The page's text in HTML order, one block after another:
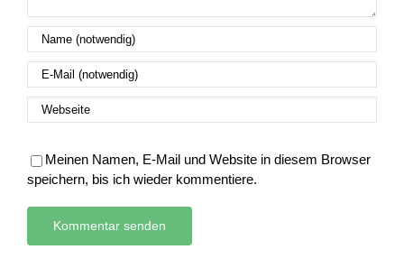
Meinen Namen, E-Mail und Website in diesem Browser
speichern, bis ich wieder kommentiere.